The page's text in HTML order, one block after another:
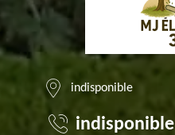
indisponible
indisponible